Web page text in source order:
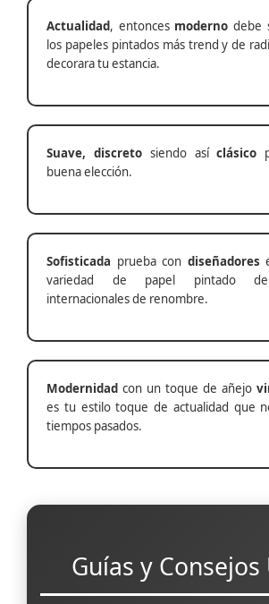
Actualidad, entonces moderno debe
los papeles pintados más trend y de
decorara tu estancia.
Suave, discretosiendo asíclásico
buena elección.
Sofisticada prueba con diseñadores
variedad de papel pintado de
internacionales de renombre.
Modernidad con un toque de añejo
es tu estilo toque de actualidad que
tiempos pasados.
Guías y Consejos